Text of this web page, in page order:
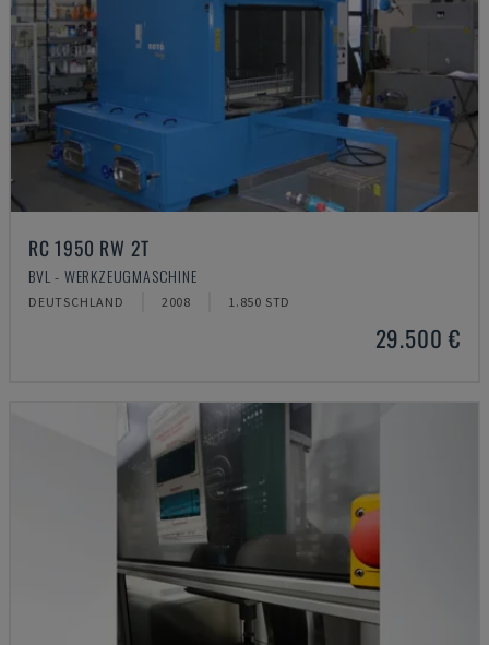
RC 1950 RW 2T
BVL - WERKZEUGMASCHINE
DEUTSCHLAND 2008 1.850 STD
29.500 €